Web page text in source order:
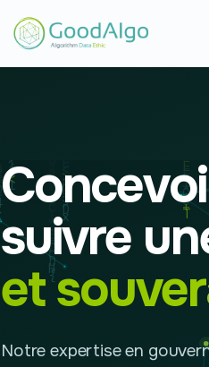
suivre
et
Notre expertise en